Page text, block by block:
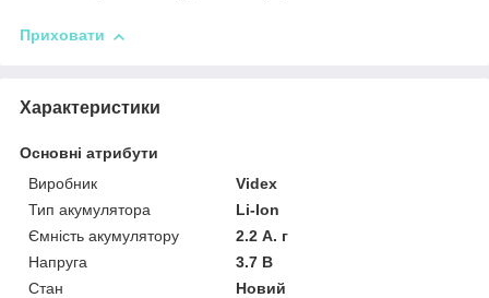
Приховати
Характеристики
Основні атрибути
Виробник
Videx
Тип акумулятора
Li-Ion
Ємність акумулятору
2.2 А. г
Напруга
3.7 В
Стан
Новий